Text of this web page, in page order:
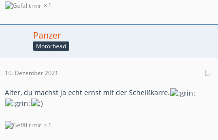
1
Panzer
Motörhead
10. Dezember 2021
Alter, du machst ja echt ernst mit der Scheißkarre.
1